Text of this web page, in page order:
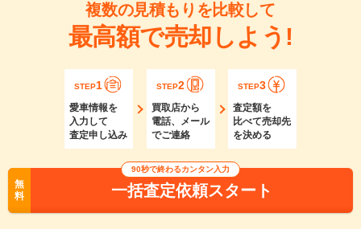
複数の見積もりを比較して
最高額で売却しよう!
STEP1
愛車情報を
入力して
査定申し込み
STEP2
買取店から
電話、メール
でご連絡
STEP3
査定額を
比べて売却先
を決める
無
料
90秒で終わるカンタン入力
一括査定依頼スタート